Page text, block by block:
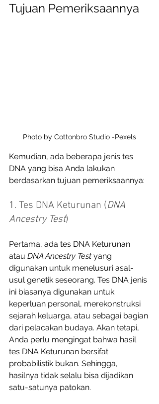
Tujuan Pemeriksaannya
Photo by Cottonbro Studio -Pexels
Kemudian, ada beberapa jenis tes
DNA yang bisa Anda lakukan
berdasarkan tujuan pemeriksaannya:
1. Tes DNA Keturunan (DNA
Ancestry Test)
Pertama, ada tes DNA Keturunan
atau DNA Ancestry Test yang
digunakan untuk menelusuri asal-
usul genetik seseorang. Tes DNA jenis
ini biasanya digunakan untuk
keperluan personal, merekonstruksi
sejarah keluarga, atau sebagai bagian
dari pelacakan budaya. Akan tetapi,
Anda perlu mengingat bahwa hasil
tes DNA Keturunan bersifat
probabilistik bukan. Sehingga,
hasilnya tidak selalu bisa dijadikan
satu-satunya patokan.